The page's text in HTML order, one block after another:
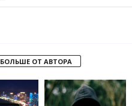
БОЛЬШЕ ОТ АВТОРА